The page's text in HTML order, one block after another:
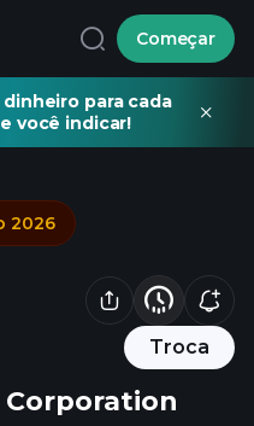
Começar
dinheiro para cada
você indicar!
Troca
Corporation
2026